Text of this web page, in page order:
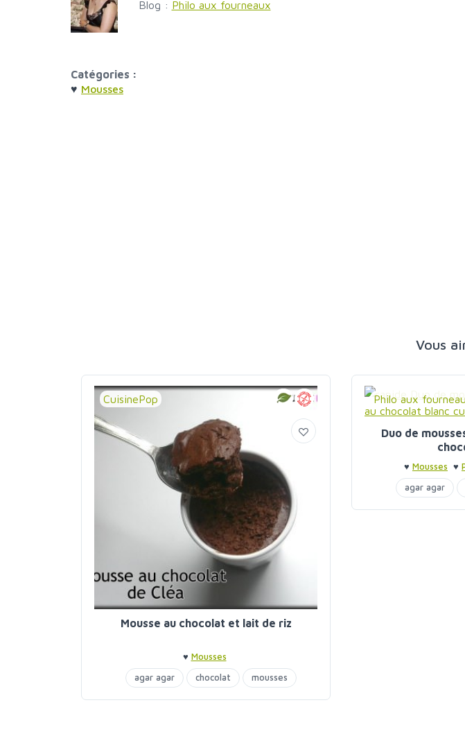
Blog : Philo aux fourneaux
Catégories :
♥ Mousses
Vous
CuisinePop
Mousse au chocolat et lait de riz
♥ Mousses
agar agar
chocolat mousses
Philo aux
Duo de
♥ Mousses ♥
agar agar